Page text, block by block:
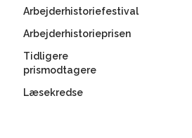
Arbejderhistoriefestival
Arbejderhistorieprisen
Tidligere
prismodtagere
Læsekredse